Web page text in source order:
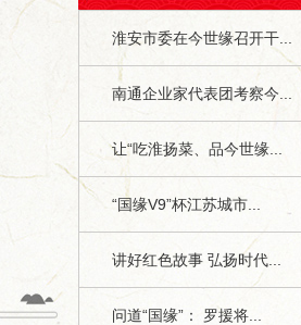
淮安市委在今世缘召开干...
南通企业家代表团考察今...
让“吃淮扬菜、品今世缘...
“国缘V9”杯江苏城市...
讲好红色故事 弘扬时代...
问道“国缘”： 罗援将...